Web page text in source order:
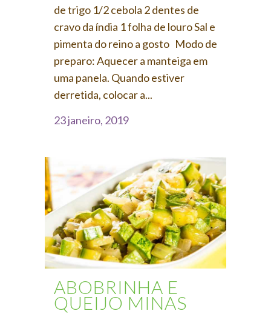
de trigo 1/2 cebola 2 dentes de
cravo da índia 1 folha de louro Sal e
pimenta do reino a gosto Modo de
preparo: Aquecer a manteiga em
uma panela. Quando estiver
derretida, colocar a...
23 janeiro, 2019
ABOBRINHA E
QUEIJO MINAS